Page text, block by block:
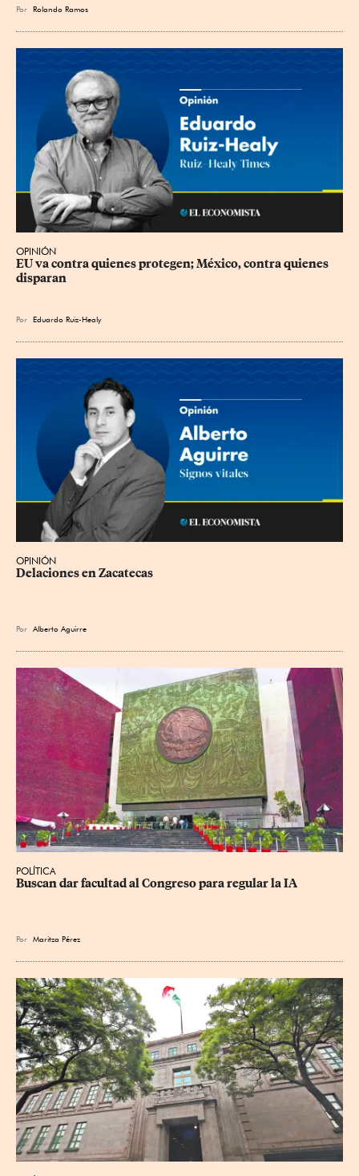
Por Rolando Ramos
OPINIÓN
EU va contra quienes protegen; México, contra quienes
disparan
Por Eduardo Ruiz-Healy
OPINIÓN
Delaciones en Zacatecas
Por Alberto Aguirre
POLÍTICA
Buscan dar facultad al Congreso para regular la IA
Por Maritza Pérez